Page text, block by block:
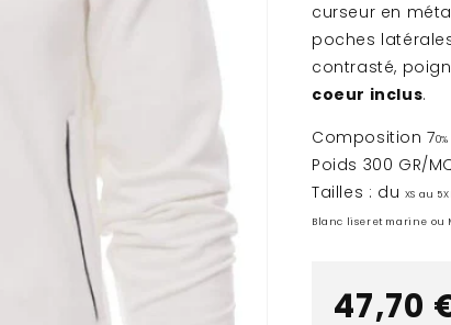
curseur en
poches
contrasté,
coeur inclus.
Composition 7
Poids 300 GR/
Tailles : du XS au
Blanc liseret marine ou
Prix
47,70